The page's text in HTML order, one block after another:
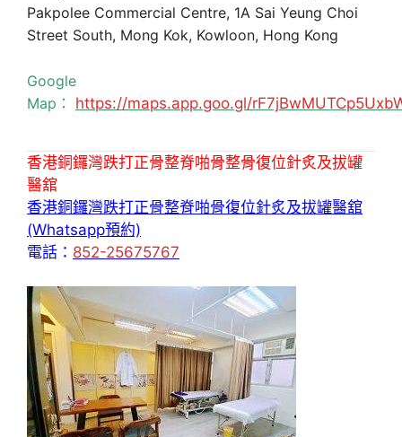
Pakpolee Commercial Centre, 1A Sai Yeung Choi
Street South, Mong Kok, Kowloon, Hong Kong
Google
Map： https://maps.app.goo.gl/
香港銅鑼灣跌打正骨整脊啪骨整骨復位針炙及拔罐
醫舘
香港銅鑼灣跌打正骨整脊啪骨復位針炙及拔罐醫舘
(Whatsapp預約)
電話： 852-25675767